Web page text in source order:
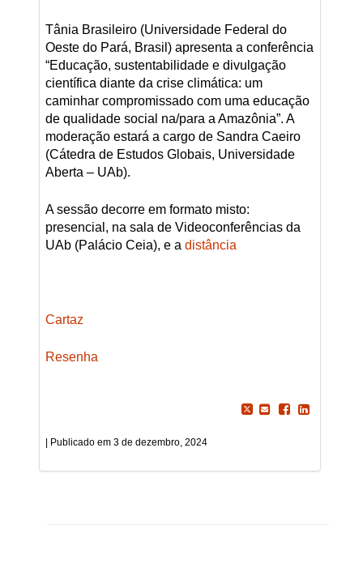
Tânia Brasileiro (Universidade Federal do
Oeste do Pará, Brasil) apresenta a conferência
“Educação, sustentabilidade e divulgação
científica diante da crise climática: um
caminhar compromissado com uma educação
de qualidade social na/para a Amazônia”. A
moderação estará a cargo de Sandra Caeiro
(Cátedra de Estudos Globais, Universidade
Aberta – UAb).
A sessão decorre em formato misto:
presencial, na sala de Videoconferências da
UAb (Palácio Ceia), e a distância
Cartaz
Resenha
3 de dezembro, 2024